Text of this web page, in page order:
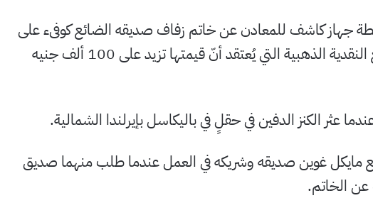
جهاز كاشف للمعادن عن خاتم زفاف صديقه الضائع كوفىء على
جهوده بعشرات من القطع النقدية الذهبية التي يُعتقد أنّ قيمتها تزيد على 100 ألف جنيه
عثر الكنز الدفين في حقلٍ في باليكاسل بإيرلندا الشمالية.
غوين صديقه وشريكه في العمل عندما طلب منهما صديق
عن الخاتم.